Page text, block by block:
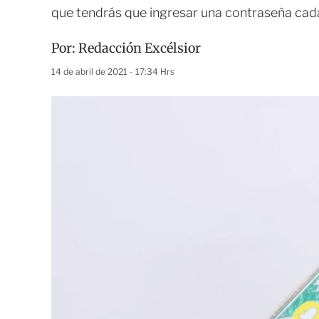
que tendrás que ingresar una contraseña
Por: Redacción Excélsior
14 de abril de 2021 - 17:34 Hrs